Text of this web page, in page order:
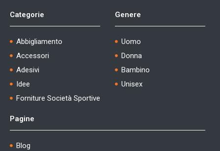
Categorie
Abbigliamento
Accessori
Adesivi
Idee
Forniture Società Sportive
Genere
Uomo
Donna
Bambino
Unisex
Pagine
Blog